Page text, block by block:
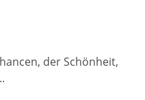
der Schönheit,